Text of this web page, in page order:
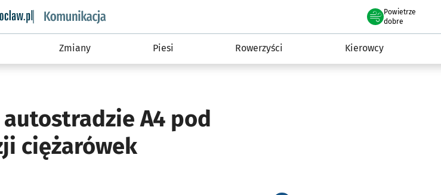
informacyjny wroclaw.pl podserwis: Komunikacja
Powietrze
we Wrocławiu
dobre
Zmiany Piesi Rowerzyści Kierowcy
A4 pod
ciężarówek